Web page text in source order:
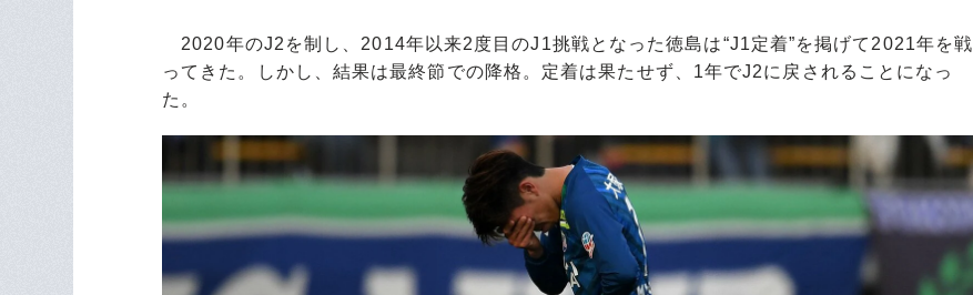
2020年のJ2を制し、2014年以来2度目のJ1挑戦となった徳島は“J1定着”を掲げて2021年を戦
ってきた。しかし、結果は最終節での降格。定着は果たせず、1年でJ2に戻されることになっ
た。